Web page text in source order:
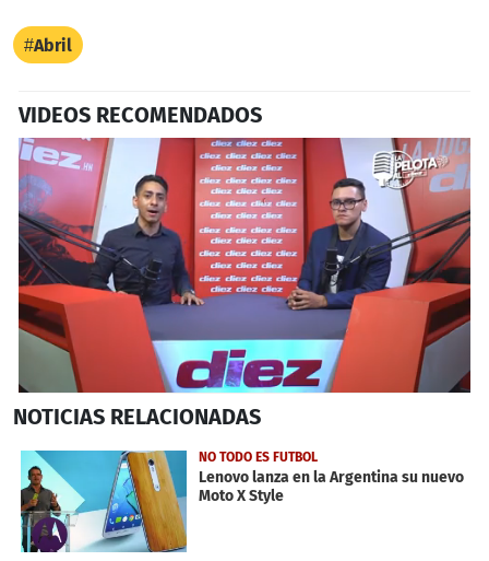
Abril
VIDEOS RECOMENDADOS
seconds
8
minutes,
3
seconds
NOTICIAS RELACIONADAS
NO TODO ES FUTBOL
Lenovo lanza en la Argentina su nuevo
Moto X Style